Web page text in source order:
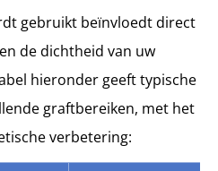
gebruikt beïnvloedt direct
de dichtheid van uw
hieronder geeft typische
graftbereiken, met het
verbetering: